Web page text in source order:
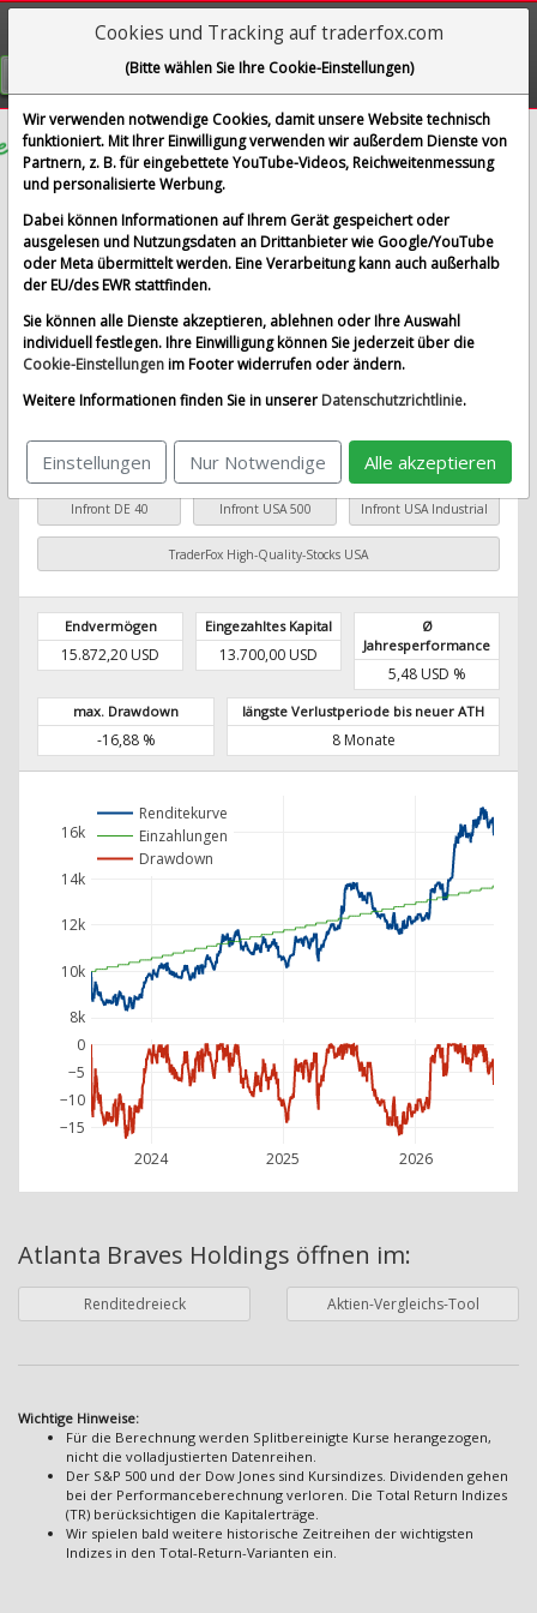
Visualizations
GRATIS REGISTRIEREN
Atlanta Braves Holdings
Sparplan-Simulator
Startkapital monatlicher Sparbetrag
Startdatum wählen
Basiswert wählen
Beliebte Basiswerte
Infront DE 40 Infront USA 500 Infront USA Industrial
TraderFox High-Quality-Stocks USA
Endvermögen
15.872,20 USD
Eingezahltes Kapital
13.700,00 USD
Ø
Jahresperformance
5,48 USD %
max. Drawdown
-16,88 %
längste Verlustperiode bis neuer ATH
8 Monate
8k
10k
12k
14k
16k
2024 2025 2026
−15
−10
−5
0
Renditekurve
Einzahlungen
Drawdown
Atlanta Braves Holdings öffnen im:
Renditedreieck Aktien-Vergleichs-Tool
Wichtige Hinweise:
Für die Berechnung werden Splitbereinigte Kurse herangezogen,
nicht die volladjustierten Datenreihen.
Der S&P 500 und der Dow Jones sind Kursindizes. Dividenden gehen
bei der Performanceberechnung verloren. Die Total Return Indizes
(TR) berücksichtigen die Kapitalerträge.
Wir spielen bald weitere historische Zeitreihen der wichtigsten
Indizes in den Total-Return-Varianten ein.
Cookies und Tracking auf traderfox.com
(Bitte wählen Sie Ihre Cookie-Einstellungen)
Wir verwenden notwendige Cookies, damit unsere Website technisch
funktioniert. Mit Ihrer Einwilligung verwenden wir außerdem Dienste von
Partnern, z. B. für eingebettete YouTube-Videos, Reichweitenmessung
und personalisierte Werbung.
Dabei können Informationen auf Ihrem Gerät gespeichert oder
ausgelesen und Nutzungsdaten an Drittanbieter wie Google/YouTube
oder Meta übermittelt werden. Eine Verarbeitung kann auch außerhalb
der EU/des EWR stattfinden.
Sie können alle Dienste akzeptieren, ablehnen oder Ihre Auswahl
individuell festlegen. Ihre Einwilligung können Sie jederzeit über die
Cookie-Einstellungenim Footer widerrufen oder ändern.
Weitere Informationen finden Sie in unserer Datenschutzrichtlinie.
Einstellungen Nur Notwendige Alle akzeptieren